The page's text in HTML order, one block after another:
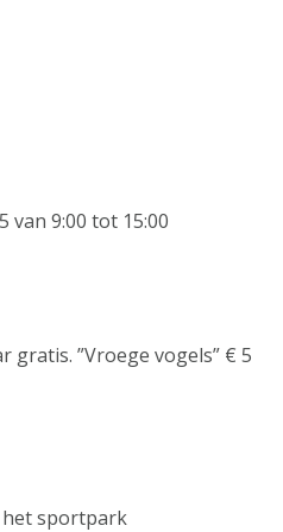
van 9:00 tot 15:00
gratis. ”Vroege vogels” € 5
sportpark